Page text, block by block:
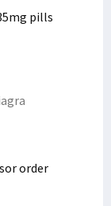
pills
order